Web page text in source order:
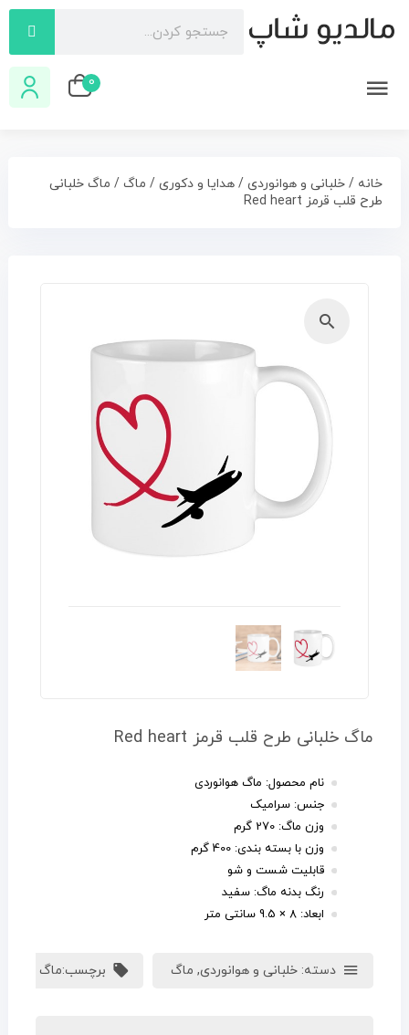
0
خانه / خلبانی و هوانوردی/ هدایا و دکوری/ ماگ/ ماگ خلبانی
طرح قلب قرمز Red heart
ماگ خلبانی طرح قلب قرمز Red heart
نام محصول: ماگ هوانوردی
جنس: سرامیک
وزن ماگ: 270 گرم
وزن با بسته بندی: 400 گرم
قابلیت شست و شو
رنگ بدنه ماگ: سفید
ابعاد: 8 × 9.5 سانتی متر
دسته: خلبانی و هوانوردی, ماگ برچسب:ماگ خلبانی